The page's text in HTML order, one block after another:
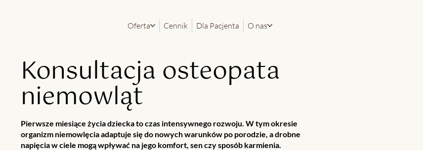
Oferta Cennik Dla Pacjenta O nas
Konsultacja osteopata
niemowląt
Pierwsze miesiące życia dziecka to czas intensywnego rozwoju. W tym okresie
organizm niemowlęcia adaptuje się do nowych warunków po porodzie, a drobne
napięcia w ciele mogą wpływać na jego komfort, sen czy sposób karmienia.